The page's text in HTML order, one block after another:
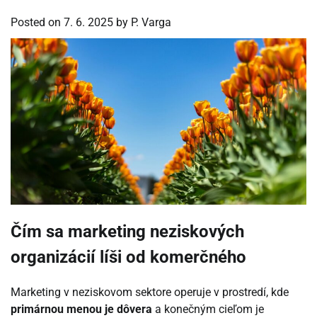
Posted on 7. 6. 2025 by P. Varga
Čím sa marketing neziskových
organizácií líši od komerčného
Marketing v neziskovom sektore operuje v prostredí, kde
primárnou menou je dôvera a konečným cieľom je